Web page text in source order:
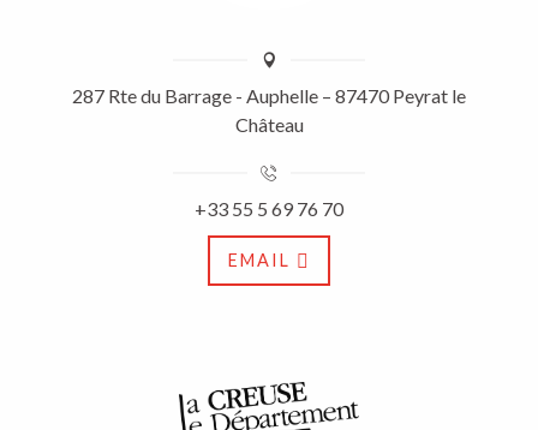
287 Rte du Barrage - Auphelle – 87470 Peyrat le
Château
+33 55 5 69 76 70
EMAIL